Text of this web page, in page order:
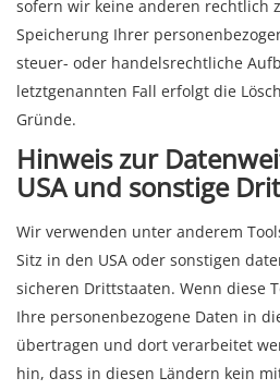
sofern wir keine anderen rechtlich
Speicherung Ihrer
steuer- oder handelsrechtliche
letztgenannten Fall erfolgt die
Gründe.
Hinweis zur
USA und sonstige
Wir verwenden unter anderem
Sitz in den USA oder sonstigen
sicheren Drittstaaten. Wenn diese
Ihre personenbezogene Daten in
übertragen und dort verarbeitet
hin, dass in diesen Ländern kein